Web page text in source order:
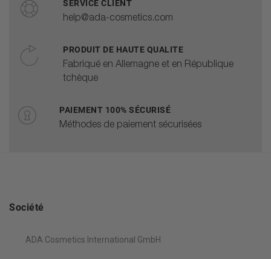
SERVICE CLIENT
help@ada-cosmetics.com
PRODUIT DE HAUTE QUALITE
Fabriqué en Allemagne et en République
tchèque
PAIEMENT 100% SÉCURISÉ
Méthodes de paiement sécurisées
Société
ADA Cosmetics International GmbH